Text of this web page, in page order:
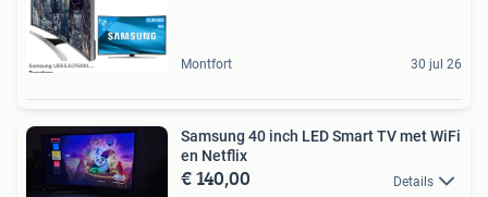
Montfort 30 jul 26
Samsung 40 inch LED Smart TV met WiFi
en Netflix
€ 140,00 Details